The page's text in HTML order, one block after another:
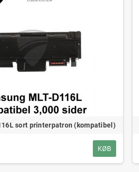
sort printerpatron (kompatibel)
KØB